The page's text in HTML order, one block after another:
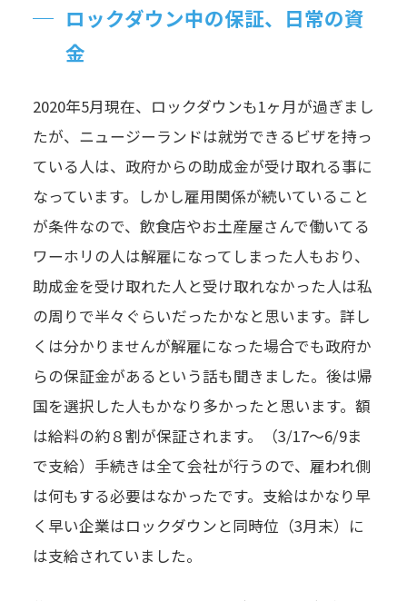
ロックダウン中の保証、日常の資
金
2020年5月現在、ロックダウンも1ヶ月が過ぎまし
たが、ニュージーランドは就労できるビザを持っ
ている人は、政府からの助成金が受け取れる事に
なっています。しかし雇用関係が続いていること
が条件なので、飲食店やお土産屋さんで働いてる
ワーホリの人は解雇になってしまった人もおり、
助成金を受け取れた人と受け取れなかった人は私
の周りで半々ぐらいだったかなと思います。詳し
くは分かりませんが解雇になった場合でも政府か
らの保証金があるという話も聞きました。後は帰
国を選択した人もかなり多かったと思います。額
は給料の約８割が保証されます。（3/17〜6/9ま
で支給）手続きは全て会社が行うので、雇われ側
は何もする必要はなかったです。支給はかなり早
く早い企業はロックダウンと同時位（3月末）に
は支給されていました。